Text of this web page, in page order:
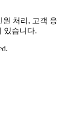
원 처리, 고객 응
있습니다.